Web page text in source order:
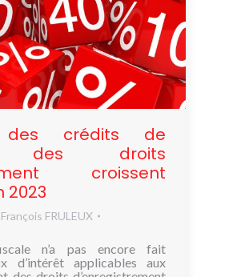
crédits de
des droits
croissent
2023
François FRULEUX
n’a pas encore fait
d’intérêt applicables aux